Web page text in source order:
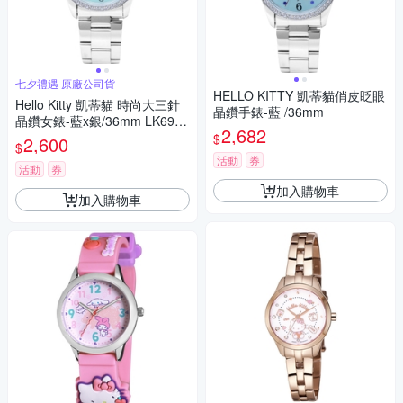
七夕禮遇 原廠公司貨
Hello Kitty 凱蒂貓 時尚大三針
晶鑽女錶-藍x銀/36mm LK691L
WNA 七夕寵愛季 送禮推薦
$2,600
活動 券
加入購物車
HELLO KITTY 凱蒂貓俏皮眨眼
晶鑽手錶-藍 /36mm
$2,682
活動 券
加入購物車